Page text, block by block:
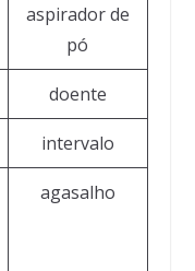
aspirador de
pó
doente
intervalo
agasalho